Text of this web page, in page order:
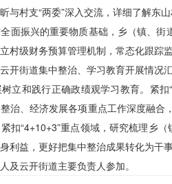
与村支“两委”深入交流，详细了解东
面振兴的重要物质基础，乡（镇、
村级财务预算管理机制，常态化跟踪
开街道集中整治、学习教育开展情况
立和践行正确政绩观学习教育。紧
治、经济发展各项重点工作深度融
扣“4+10+3”重点领域，研究梳理乡
利益，更好把集中整治成果转化为干
及云开街道主要负责人参加。